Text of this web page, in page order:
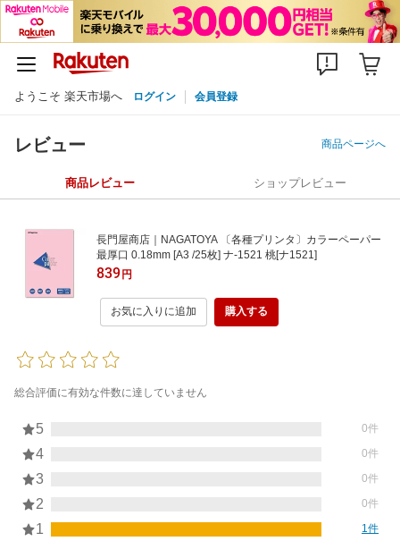
ようこそ 楽天市場へ ログイン 会員登録
レビュー 商品ページへ
商品レビュー ショップレビュー
長門屋商店｜NAGATOYA 〔各種プリンタ〕カラーペーパー
最厚口 0.18mm [A3 /25枚] ナ-1521 桃[ナ1521]
839円
お気に入りに追加 購入する
総合評価に有効な件数に達していません
5 0件
4 0件
3 0件
2 0件
1 1件